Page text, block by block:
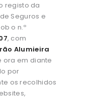
registo da
Seguros e
o n.º
, com
Alumieira
ora em diante
por
os recolhidos